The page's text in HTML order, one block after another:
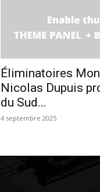
Éliminatoires
Nicolas Dupuis
du Sud...
4 septembre 2025